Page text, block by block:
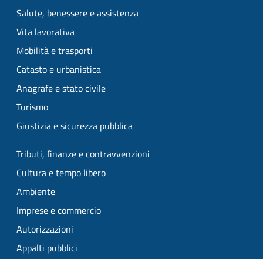
Salute, benessere e assistenza
Vita lavorativa
Mobilità e trasporti
Catasto e urbanistica
Anagrafe e stato civile
Turismo
Giustizia e sicurezza pubblica
Tributi, finanze e contravvenzioni
Cultura e tempo libero
Ambiente
Imprese e commercio
Autorizzazioni
Appalti pubblici